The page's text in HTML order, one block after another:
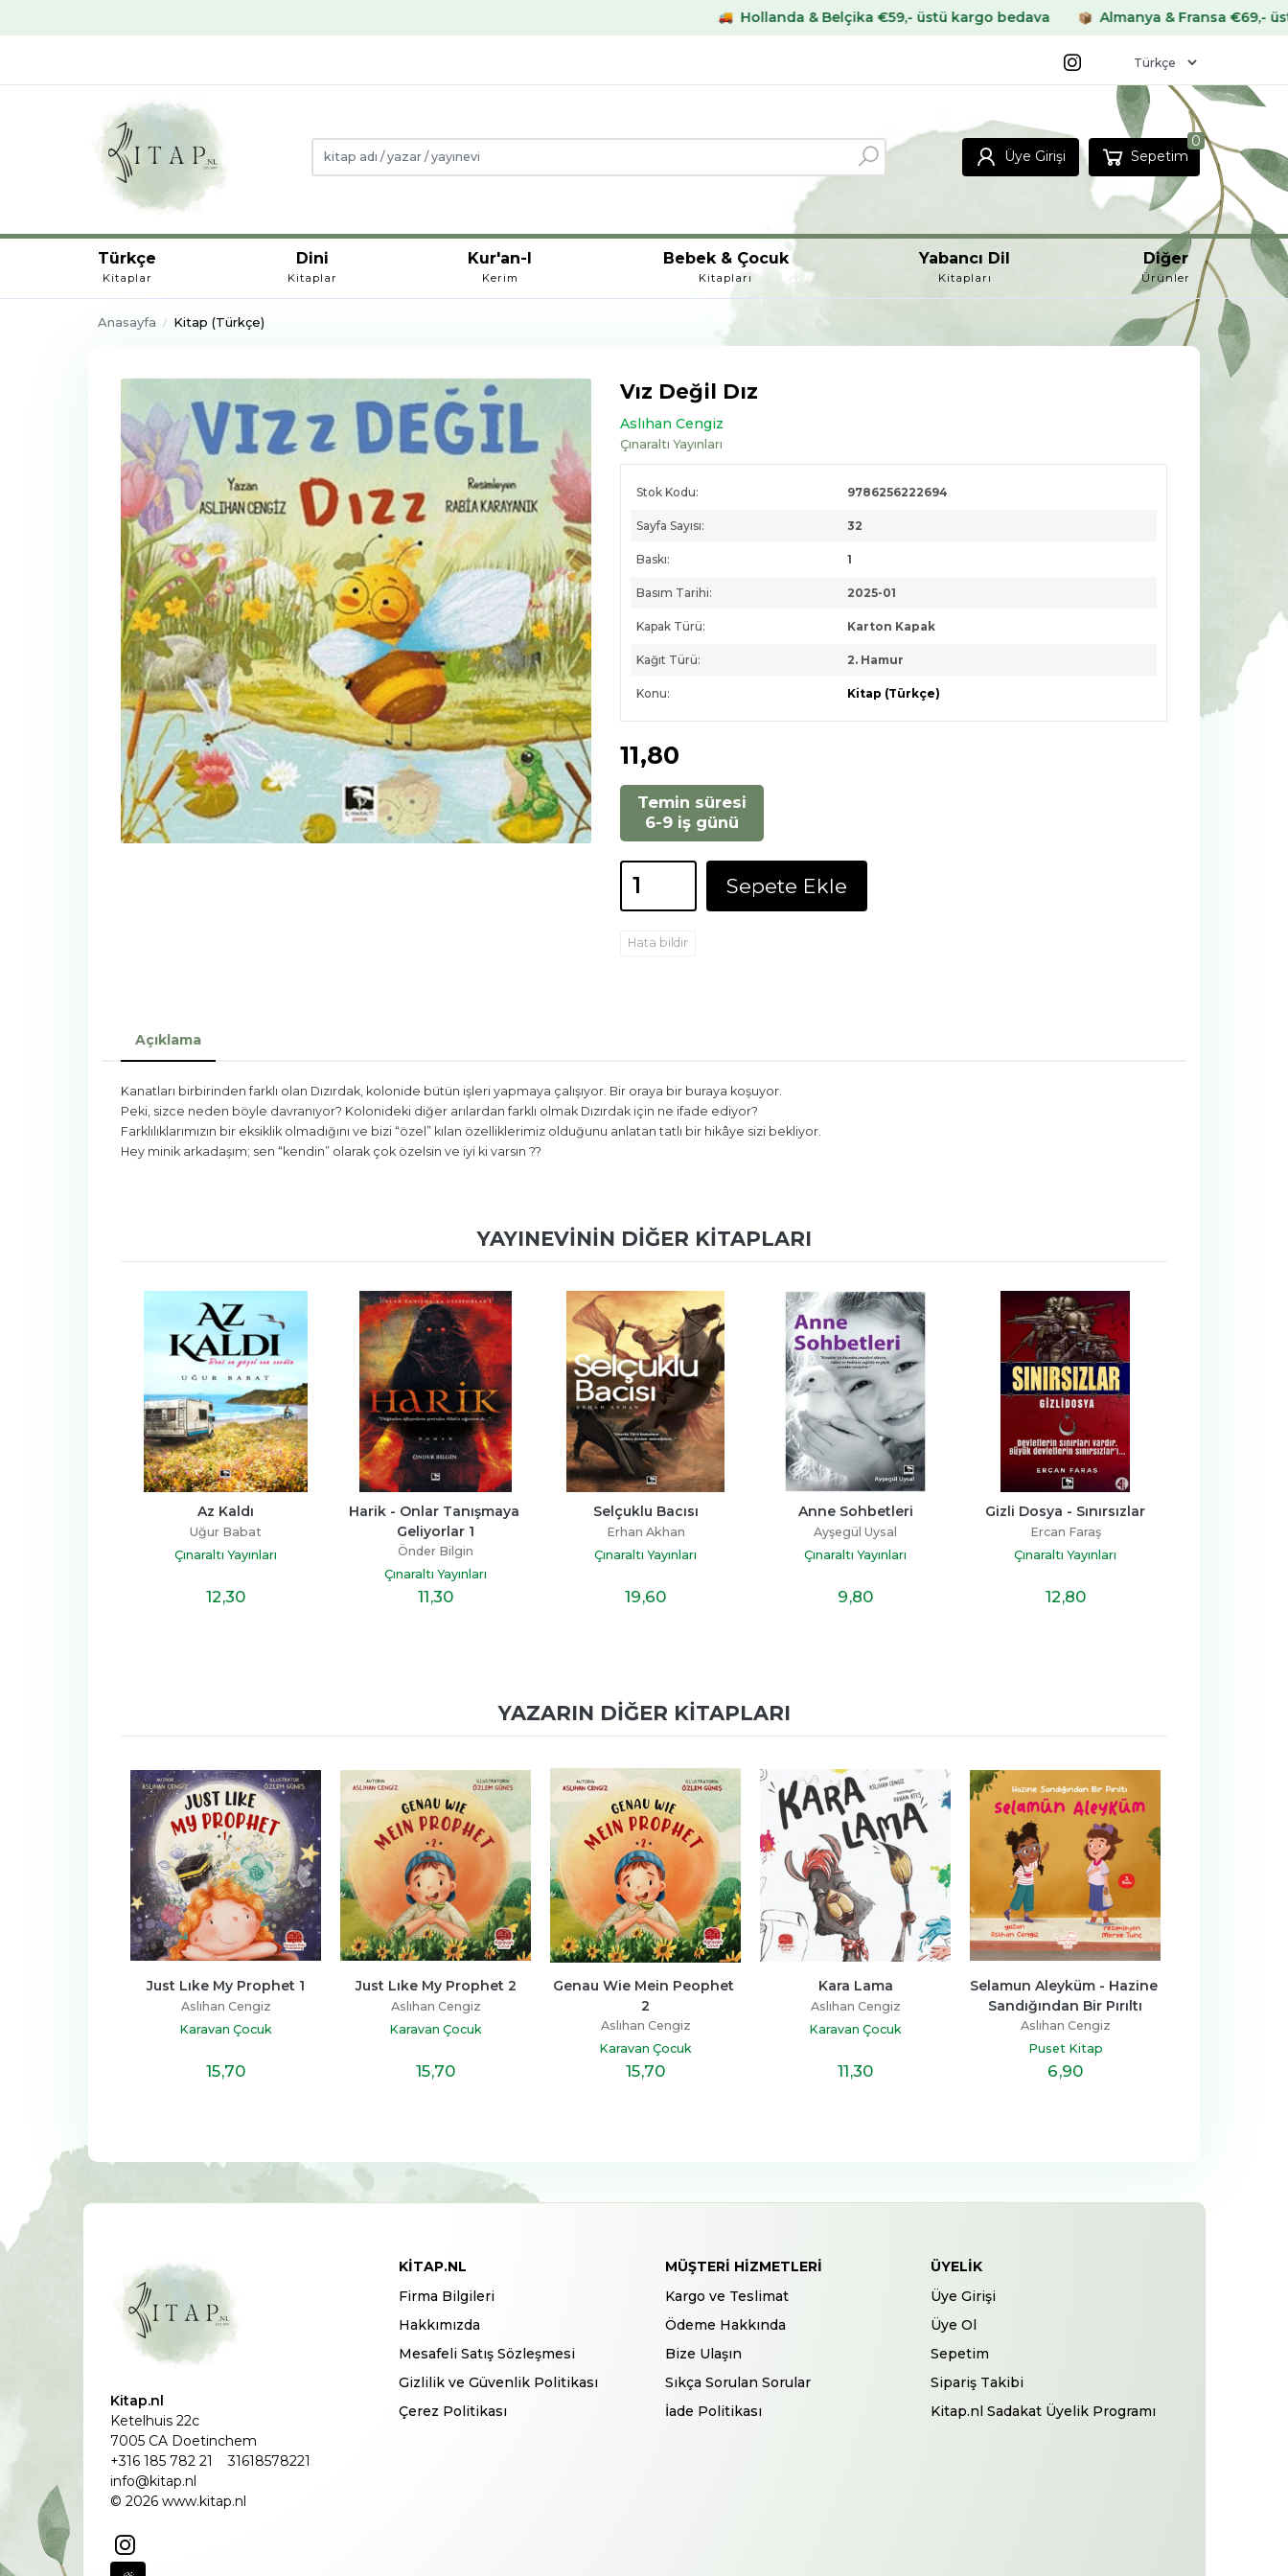
Hollanda & Belçika €59,- üstü kargo bedava Almanya & Fransa €69,- üstü kargo bedava
Üye Girişi Sepetim
0
Türkçe
Kitaplar
Dini
Kitaplar
Kur'an-I
Kerim
Bebek & Çocuk
Kitapları
Yabancı Dil
Kitapları
Diğer
Ürünler
Anasayfa Kitap (Türkçe)
Vız Değil Dız
Aslıhan Cengiz
Çınaraltı Yayınları
Stok Kodu: 9786256222694
Sayfa Sayısı: 32
Baskı: 1
Basım Tarihi: 2025-01
Kapak Türü: Karton Kapak
Kağıt Türü: 2. Hamur
Konu: Kitap (Türkçe)
11,80
Temin süresi
6-9 iş günü
Sepete Ekle
Hata bildir
Açıklama
Kanatları birbirinden farklı olan Dızırdak, kolonide bütün işleri yapmaya çalışıyor. Bir oraya bir buraya koşuyor.
Peki, sizce neden böyle davranıyor? Kolonideki diğer arılardan farklı olmak Dızırdak için ne ifade ediyor?
Farklılıklarımızın bir eksiklik olmadığını ve bizi “özel” kılan özelliklerimiz olduğunu anlatan tatlı bir hikâye sizi bekliyor.
Hey minik arkadaşım; sen “kendin” olarak çok özelsin ve iyi ki varsın ??
YAYINEVININ DIĞER KITAPLARI
Çınaraltı Yayınları
Harik - Onlar Tanışmaya
Çınaraltı Yayınları
Selçuklu Bacısı
Çınaraltı Yayınları
Anne Sohbetleri
Çınaraltı Yayınları
Gizli Dosya - Sınırsızlar
Çınaraltı Yayınları
Travmatik Ben
YAZARIN DIĞER KITAPLARI
Just Lıke My Prophet 1
Aslıhan Cengiz
Karavan Çocuk
Just Lıke My Prophet 2
Aslıhan Cengiz
Karavan Çocuk
Genau Wie Mein Peophet
Aslıhan Cengiz
Karavan Çocuk
Kara Lama
Aslıhan Cengiz
Karavan Çocuk
Selamun Aleyküm - Hazine
Sandığından Bir Pırıltı
Aslıhan Cengiz
Puset Kitap
La Ilaha Illa Allah /
Almanca La İlahe İllallah
Kitap.nl
Ketelhuis 22c
7005 CA Doetinchem
+316 185 782 21
31618578221
info@kitap.nl
© 2026 www.kitap.nl
KITAP.NL
Firma Bilgileri
Hakkımızda
Mesafeli Satış Sözleşmesi
Gizlilik ve Güvenlik Politikası
Çerez Politikası
MÜŞTERI HIZMETLERI
Kargo ve Teslimat
Ödeme Hakkında
Bize Ulaşın
Sıkça Sorulan Sorular
İade Politikası
ÜYELIK
Üye Girişi
Üye Ol
Sepetim
Sipariş Takibi
Kitap.nl Sadakat Üyelik Programı